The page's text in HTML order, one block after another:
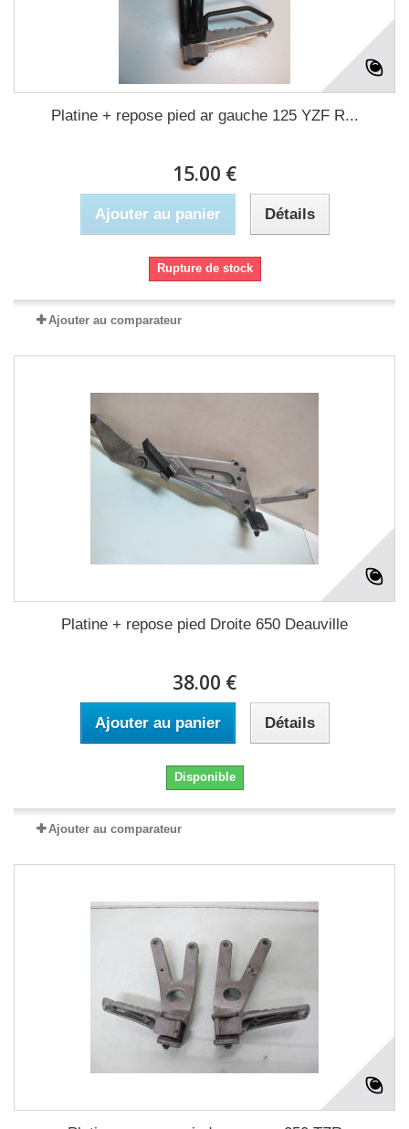
Platine + repose pied ar gauche 125 YZF R...
15.00 €
Ajouter au panier Détails
Rupture de stock
Ajouter au comparateur
Platine + repose pied Droite 650 Deauville
38.00 €
Ajouter au panier Détails
Disponible
Ajouter au comparateur